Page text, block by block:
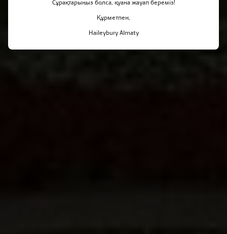
Сұрақтарыңыз болса, қуана жауап береміз!
Құрметпен,
Haileybury Almaty